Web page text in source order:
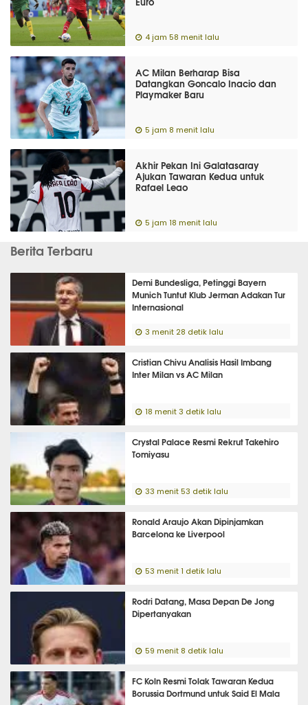
4 jam 58 menit lalu
AC Milan Berharap Bisa
Datangkan Goncalo Inacio dan
Playmaker Baru
5 jam 8 menit lalu
Akhir Pekan Ini Galatasaray
Ajukan Tawaran Kedua untuk
Rafael Leao
5 jam 18 menit lalu
Berita Terbaru
Demi Bundesliga, Petinggi Bayern
Munich Tuntut Klub Jerman Adakan Tur
Internasional
3 menit 28 detik lalu
Cristian Chivu Analisis Hasil Imbang
Inter Milan vs AC Milan
18 menit 3 detik lalu
Crystal Palace Resmi Rekrut Takehiro
Tomiyasu
33 menit 53 detik lalu
Ronald Araujo Akan Dipinjamkan
Barcelona ke Liverpool
53 menit 1 detik lalu
Rodri Datang, Masa Depan De Jong
Dipertanyakan
59 menit 8 detik lalu
FC Koln Resmi Tolak Tawaran Kedua
Borussia Dortmund untuk Said El Mala